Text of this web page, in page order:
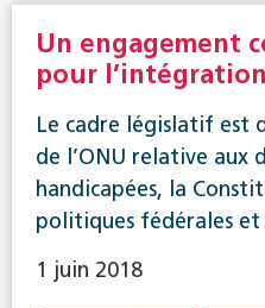
Un engagement
pour
Le cadre législatif est
de l’ONU relative aux
handicapées, la
politiques fédérales
1 juin 2018